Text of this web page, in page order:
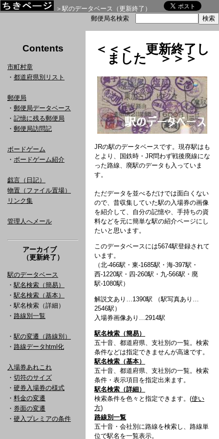
＞駅のデータベース（更新終了）
郵便局名検索
Contents
市町村章
・ 都道府県別リスト
郵便局
・ 郵便局データベース
・ 記憶に残る郵便局
・ 郵便局訪問記
ボードゲーム
・ ボードゲーム紹介
戯言（日記）
物置（ファイル置場）
リンク集
管理人へメール
アーカイブ
（更新終了）
駅のデータベース
・ 駅名検索（簡易）
・ 駅名検索（基本）
・駅名検索（詳細）
・ 路線別一覧
・ 駅の変遷（路線別）
・ 路線データhtml化
入場券あれこれ
・ 切符のサイズ
・ 硬券入場券の様式
・ 料金の変遷
・ 券面の変遷
・ 硬入プレミアの条件
＜＜＜ 更新終了し
ました ＞＞＞
JRの駅のデータベースです。現存駅はも
とより、国鉄時・JR問わず戦後廃線にな
った路線、廃駅のデータも入っていま
す。
ただデータを並べるだけでは面白くない
ので、昔収集していた駅の入場券の画像
を紹介して、自分の記憶や、手持ちの資
料などを元に簡単な駅の紹介ページにし
たいと思います。
このデータベースには5674駅登録されて
います。
（北-466駅・東-1685駅・海-397駅・
西-1220駅・四-260駅・九-566駅・廃
駅-1080駅）
解説文あり…1390駅 （駅写真あり…
2546駅）
入場券画像あり…2914駅
駅名検索（簡易）
五十音、都道府県、支社別の一覧。検索
条件などは指定できませんが高速です。
駅名検索（基本）
五十音、都道府県、支社別の一覧。検索
条件・表示項目を指定出来ます。
駅名検索（詳細）
検索条件を色々と指定できます。(使い
方)
路線別一覧
五十音・会社別に路線を検索し、路線単
位で駅名を一覧表示。